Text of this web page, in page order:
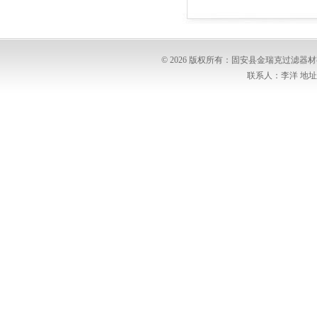
© 2026 版权所有：固安县金瑞克过滤器
联系人：李洋 地